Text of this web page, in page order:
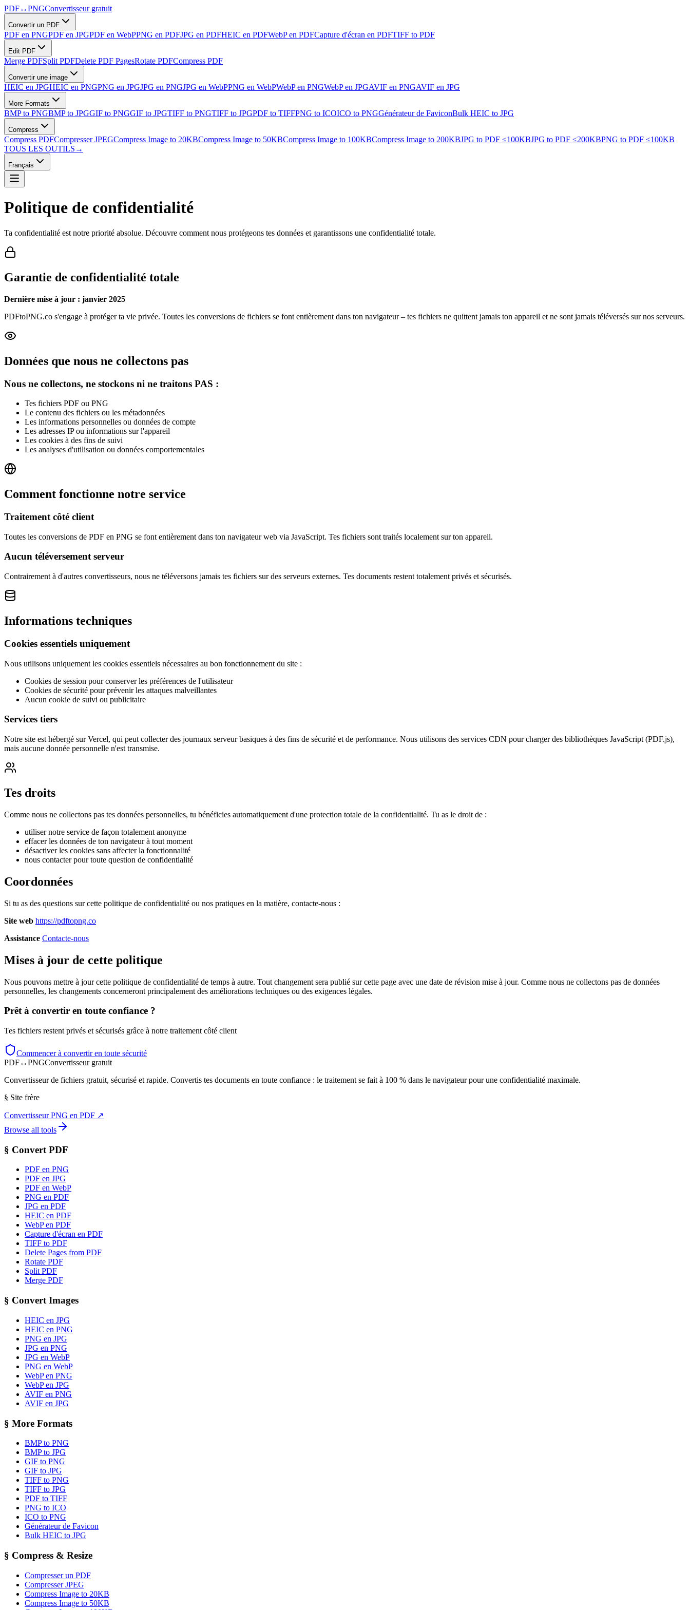
PDF↔PNGConvertisseur gratuit
Convertir un PDF
PDF en PNGPDF en JPGPDF en WebPPNG en PDFJPG en PDFHEIC en PDFWebP en PDFCapture d'écran en PDFTIFF to PDF
Edit PDF
Merge PDFSplit PDFDelete PDF PagesRotate PDFCompress PDF
Convertir une image
HEIC en JPGHEIC en PNGPNG en JPGJPG en PNGJPG en WebPPNG en WebPWebP en PNGWebP en JPGAVIF en PNGAVIF en JPG
More Formats
BMP to PNGBMP to JPGGIF to PNGGIF to JPGTIFF to PNGTIFF to JPGPDF to TIFFPNG to ICOICO to PNGGénérateur de FaviconBulk HEIC to JPG
Compress
Compress PDFCompresser JPEGCompress Image to 20KBCompress Image to 50KBCompress Image to 100KBCompress Image to 200KBJPG to PDF ≤100KBJPG to PDF ≤200KBPNG to PDF ≤100KB
TOUS LES OUTILS →
Français
Politique de confidentialité
Ta confidentialité est notre priorité absolue. Découvre comment nous protégeons tes données et garantissons une confidentialité totale.
Garantie de confidentialité totale
Dernière mise à jour : janvier 2025
PDFtoPNG.co s'engage à protéger ta vie privée. Toutes les conversions de fichiers se font entièrement dans ton navigateur – tes fichiers ne quittent jamais ton appareil et ne sont jamais téléversés sur nos serveurs.
Données que nous ne collectons pas
Nous ne collectons, ne stockons ni ne traitons PAS :
Tes fichiers PDF ou PNG
Le contenu des fichiers ou les métadonnées
Les informations personnelles ou données de compte
Les adresses IP ou informations sur l'appareil
Les cookies à des fins de suivi
Les analyses d'utilisation ou données comportementales
Comment fonctionne notre service
Traitement côté client
Toutes les conversions de PDF en PNG se font entièrement dans ton navigateur web via JavaScript. Tes fichiers sont traités localement sur ton appareil.
Aucun téléversement serveur
Contrairement à d'autres convertisseurs, nous ne téléversons jamais tes fichiers sur des serveurs externes. Tes documents restent totalement privés et sécurisés.
Informations techniques
Cookies essentiels uniquement
Nous utilisons uniquement les cookies essentiels nécessaires au bon fonctionnement du site :
Cookies de session pour conserver les préférences de l'utilisateur
Cookies de sécurité pour prévenir les attaques malveillantes
Aucun cookie de suivi ou publicitaire
Services tiers
Notre site est hébergé sur Vercel, qui peut collecter des journaux serveur basiques à des fins de sécurité et de performance. Nous utilisons des services CDN pour charger des bibliothèques JavaScript (PDF.js),
mais aucune donnée personnelle n'est transmise.
Tes droits
Comme nous ne collectons pas tes données personnelles, tu bénéficies automatiquement d'une protection totale de la confidentialité. Tu as le droit de :
utiliser notre service de façon totalement anonyme
effacer les données de ton navigateur à tout moment
désactiver les cookies sans affecter la fonctionnalité
nous contacter pour toute question de confidentialité
Coordonnées
Si tu as des questions sur cette politique de confidentialité ou nos pratiques en la matière, contacte-nous :
Site web https://pdftopng.co
Assistance Contacte-nous
Mises à jour de cette politique
Nous pouvons mettre à jour cette politique de confidentialité de temps à autre. Tout changement sera publié sur cette page avec une date de révision mise à jour. Comme nous ne collectons pas de données
personnelles, les changements concerneront principalement des améliorations techniques ou des exigences légales.
Prêt à convertir en toute confiance ?
Tes fichiers restent privés et sécurisés grâce à notre traitement côté client
Commencer à convertir en toute sécurité
PDF↔PNGConvertisseur gratuit
Convertisseur de fichiers gratuit, sécurisé et rapide. Convertis tes documents en toute confiance : le traitement se fait à 100 % dans le navigateur pour une confidentialité maximale.
§ Site frère
Convertisseur PNG en PDF ↗
Browse all tools
§ Convert PDF
PDF en PNG
PDF en JPG
PDF en WebP
PNG en PDF
JPG en PDF
HEIC en PDF
WebP en PDF
Capture d'écran en PDF
TIFF to PDF
Delete Pages from PDF
Rotate PDF
Split PDF
Merge PDF
§ Convert Images
HEIC en JPG
HEIC en PNG
PNG en JPG
JPG en PNG
JPG en WebP
PNG en WebP
WebP en PNG
WebP en JPG
AVIF en PNG
AVIF en JPG
§ More Formats
BMP to PNG
BMP to JPG
GIF to PNG
GIF to JPG
TIFF to PNG
TIFF to JPG
PDF to TIFF
PNG to ICO
ICO to PNG
Générateur de Favicon
Bulk HEIC to JPG
§ Compress & Resize
Compresser un PDF
Compresser JPEG
Compress Image to 20KB
Compress Image to 50KB